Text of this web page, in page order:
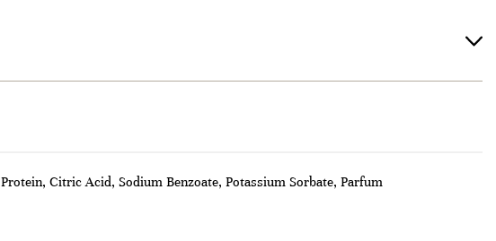
Citric Acid, Sodium Benzoate, Potassium Sorbate, Parfum